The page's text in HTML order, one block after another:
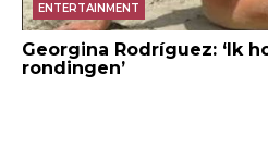
ENTERTAINMENT
Georgina Rodríguez: ‘Ik
rondingen’